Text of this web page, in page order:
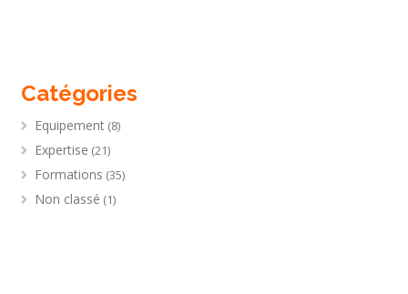
Catégories
Equipement (8)
Expertise (21)
Formations (35)
Non classé (1)